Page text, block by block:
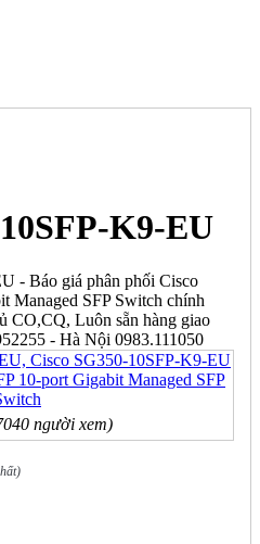
K9-EU
- Báo giá phân phối Cisco
Managed SFP Switch chính
CO,CQ, Luôn sẵn hàng giao
- Hà Nội 0983.111050
người xem)